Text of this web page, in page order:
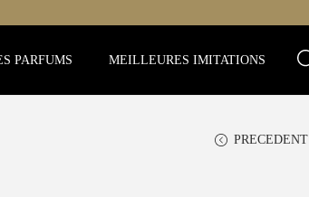
PARFUMS MEILLEURES IMITATIONS
PRECEDENT